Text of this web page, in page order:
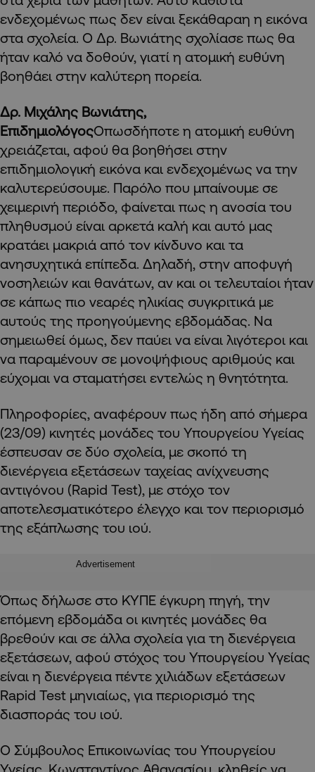
ενδεχομένως πως δεν είναι ξεκάθαραη η εικόνα
στα σχολεία. Ο Δρ. Βωνιάτης σχολίασε πως θα
ήταν καλό να δοθούν, γιατί η ατομική ευθύνη
βοηθάει στην καλύτερη πορεία.
Δρ. Μιχάλης Βωνιάτης,
ΕπιδημιολόγοςΟπωσδήποτε η ατομική ευθύνη
χρειάζεται, αφού θα βοηθήσει στην
επιδημιολογική εικόνα και ενδεχομένως να την
καλυτερεύσουμε. Παρόλο που μπαίνουμε σε
χειμερινή περιόδο, φαίνεται πως η ανοσία του
πληθυσμού είναι αρκετά καλή και αυτό μας
κρατάει μακριά από τον κίνδυνο και τα
ανησυχητικά επίπεδα. Δηλαδή, στην αποφυγή
νοσηλειών και θανάτων, αν και οι τελευταίοι ήταν
σε κάπως πιο νεαρές ηλικίας συγκριτικά με
αυτούς της προηγούμενης εβδομάδας. Να
σημειωθεί όμως, δεν παύει να είναι λιγότεροι και
να παραμένουν σε μονοψήφιους αριθμούς και
εύχομαι να σταματήσει εντελώς η θνητότητα.
Πληροφορίες, αναφέρουν πως ήδη από σήμερα
(23/09) κινητές μονάδες του Υπουργείου Υγείας
έσπευσαν σε δύο σχολεία, με σκοπό τη
διενέργεια εξετάσεων ταχείας ανίχνευσης
αντιγόνου (Rapid Test), με στόχο τον
αποτελεσματικότερο έλεγχο και τον περιορισμό
της εξάπλωσης του ιού.
Advertisement
Όπως δήλωσε στο ΚΥΠΕ έγκυρη πηγή, την
επόμενη εβδομάδα οι κινητές μονάδες θα
βρεθούν και σε άλλα σχολεία για τη διενέργεια
εξετάσεων, αφού στόχος του Υπουργείου Υγείας
είναι η διενέργεια πέντε χιλιάδων εξετάσεων
Rapid Test μηνιαίως, για περιορισμό της
διασποράς του ιού.
Ο Σύμβουλος Επικοινωνίας του Υπουργείου